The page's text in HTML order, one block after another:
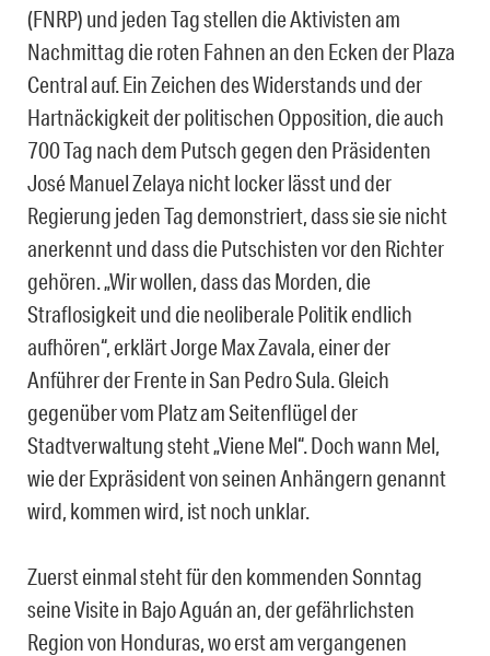
(FNRP) und jeden Tag stellen die Aktivisten am
Nachmittag die roten Fahnen an den Ecken der Plaza
Central auf. Ein Zeichen des Widerstands und der
Hartnäckigkeit der politischen Opposition, die auch
700 Tag nach dem Putsch gegen den Präsidenten
José Manuel Zelaya nicht locker lässt und der
Regierung jeden Tag demonstriert, dass sie sie nicht
anerkennt und dass die Putschisten vor den Richter
gehören. „Wir wollen, dass das Morden, die
Straflosigkeit und die neoliberale Politik endlich
aufhören“, erklärt Jorge Max Zavala, einer der
Anführer der Frente in San Pedro Sula. Gleich
gegenüber vom Platz am Seitenflügel der
Stadtverwaltung steht „Viene Mel“. Doch wann Mel,
wie der Expräsident von seinen Anhängern genannt
wird, kommen wird, ist noch unklar.
Zuerst einmal steht für den kommenden Sonntag
seine Visite in Bajo Aguán an, der gefährlichsten
Region von Honduras, wo erst am vergangenen